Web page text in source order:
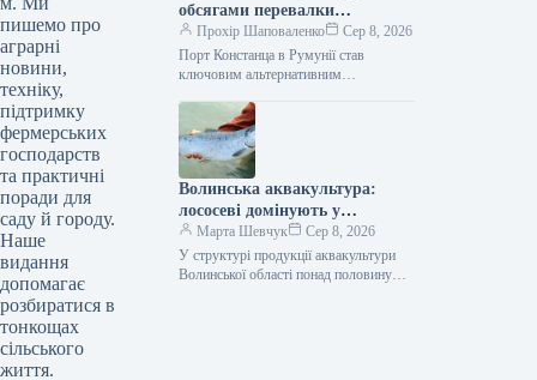
пишемо про
аграрні
новини,
техніку,
підтримку
фермерських
господарств
та практичні
поради для
саду й городу.
Наше
видання
допомагає
розбиратися в
тонкощах
сільського
життя.
обсягами перевалки
українських вантажів
Прохір Шаповаленко
Сер 8, 2026
Порт Констанца в Румунії став
ключовим альтернативним
агроекспорту. Розвиток цього
маршруту, розширення логістичних
потужностей та підтримка…
Волинська аквакультура:
лососеві домінують у
продукції
Марта Шевчук
Сер 8, 2026
У структурі продукції аквакультури
Волинської області понад половину